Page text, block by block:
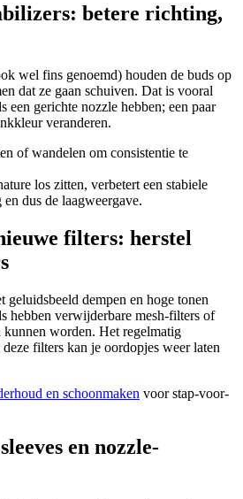
betere richting,
wel fins genoemd) houden de buds op
dat ze gaan schuiven. Dat is vooral
een gerichte nozzle hebben; een paar
veranderen.
of wandelen om consistentie te
los zitten, verbetert een stabiele
dus de laagweergave.
filters: herstel
dempen en hoge tonen
hebben verwijderbare mesh-filters of
worden. Het regelmatig
filters kan je oordopjes weer laten
en schoonmaken voor stap-voor-
en nozzle-